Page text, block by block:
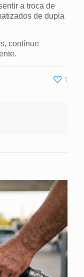
a troca de
de dupla
continue
1